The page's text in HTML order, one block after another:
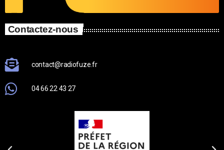
Contactez-nous
contact@radiofuze.fr
04 66 22 43 27